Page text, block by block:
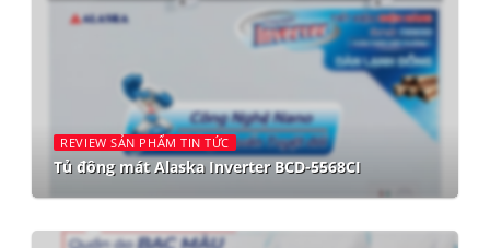
REVIEW SẢN PHẨM TIN TỨC
Tủ đông mát Alaska Inverter BCD-5568CI